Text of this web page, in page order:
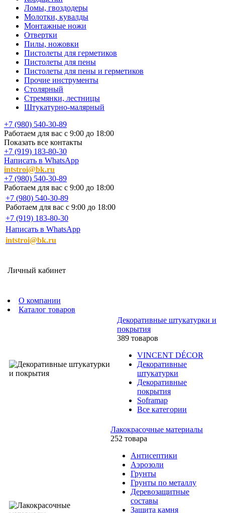
Ломы, гвоздодеры
Молотки, кувалды
Монтажные ножи
Отвертки
Пилы, ножовки
Пистолеты для герметиков
Пистолеты для пены
Пистолеты для пены и герметиков
Прочие инструменты
Столярный
Стремянки, лестницы
Штукатурно-малярный
+7 (980) 540-30-89
Работаем для вас с 9:00 до 18:00
Показать все контакты
+7 (919) 183-80-30
Написать в WhatsApp
intstroi@bk.ru
+7 (980) 540-30-89
Работаем для вас с 9:00 до 18:00
+7 (980) 540-30-89
Работаем для вас с 9:00 до 18:00
+7 (919) 183-80-30
Написать в WhatsApp
intstroi@bk.ru
Личный кабинет
О компании
Каталог товаров
Декоративные штукатурки и
покрытия
389 товаров
VINCENT DÉCOR
Декоративные
штукатурки
Декоративные
покрытия
Soframap
Все категории
Лакокрасочные материалы
252 товара
Антисептики
Аэрозоли
Грунты
Грунты по металлу
Деревозащитные
составы
Защита камня